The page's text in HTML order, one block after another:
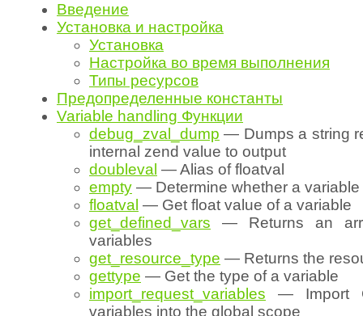
Введение
Установка и настройка
Установка
Настройка во время выполнения
Типы ресурсов
Предопределенные константы
Variable handling Функции
debug_zval_dump — Dumps a string
internal zend value to output
doubleval — Alias of floatval
empty — Determine whether a variable
floatval — Get float value of a variable
get_defined_vars — Returns an
variables
get_resource_type — Returns the
gettype — Get the type of a variable
import_request_variables — Import
variables into the global scope